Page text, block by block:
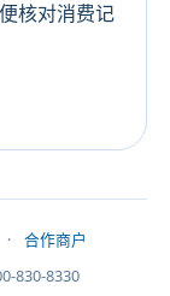
核对消费记
·
合作商户
830-8330